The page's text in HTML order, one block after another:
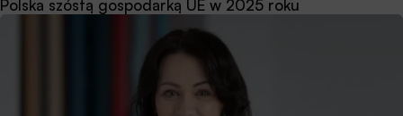
Polska szóstą gospodarką UE w 2025 roku